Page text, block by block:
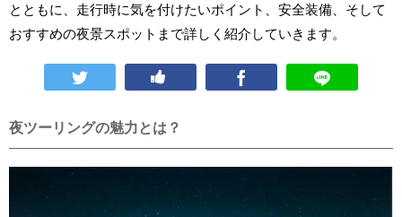
とともに、走行時に気を付けたいポイント、安全装備、そして
おすすめの夜景スポットまで詳しく紹介していきます。
夜ツーリングの魅力とは？